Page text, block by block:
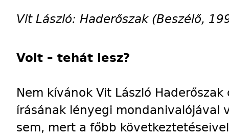
Vit László: Haderőszak (Beszélő,
Volt – tehát lesz?
Nem kívánok Vit László
írásának lényegi mondanivalójával
sem, mert a főbb